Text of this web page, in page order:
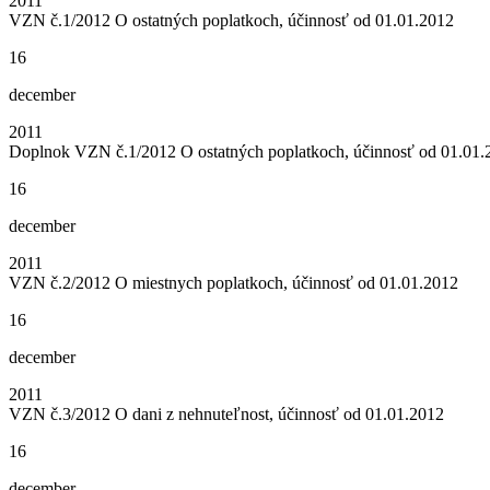
VZN č.1/2012 O ostatných poplatkoch, účinnosť od 01.01.2012
16
december
2011
Doplnok VZN č.1/2012 O ostatných poplatkoch, účinnosť od
16
december
2011
VZN č.2/2012 O miestnych poplatkoch, účinnosť od 01.01.2012
16
december
2011
VZN č.3/2012 O dani z nehnuteľnost, účinnosť od 01.01.2012
16